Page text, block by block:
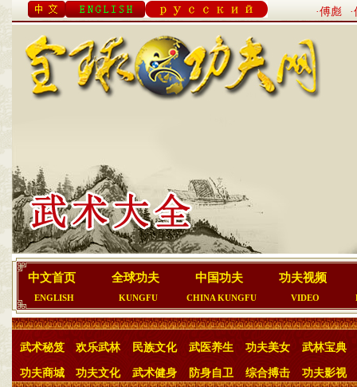
·傅彪
中文首页
ENGLISH
全球功夫
KUNGFU
中国功夫
CHINA KUNGFU
功夫视频
VIDEO
武术秘笈 欢乐武林 民族文化 武医养生 功夫美女 武林宝典
功夫商城 功夫文化 武术健身 防身自卫 综合搏击 功夫影视